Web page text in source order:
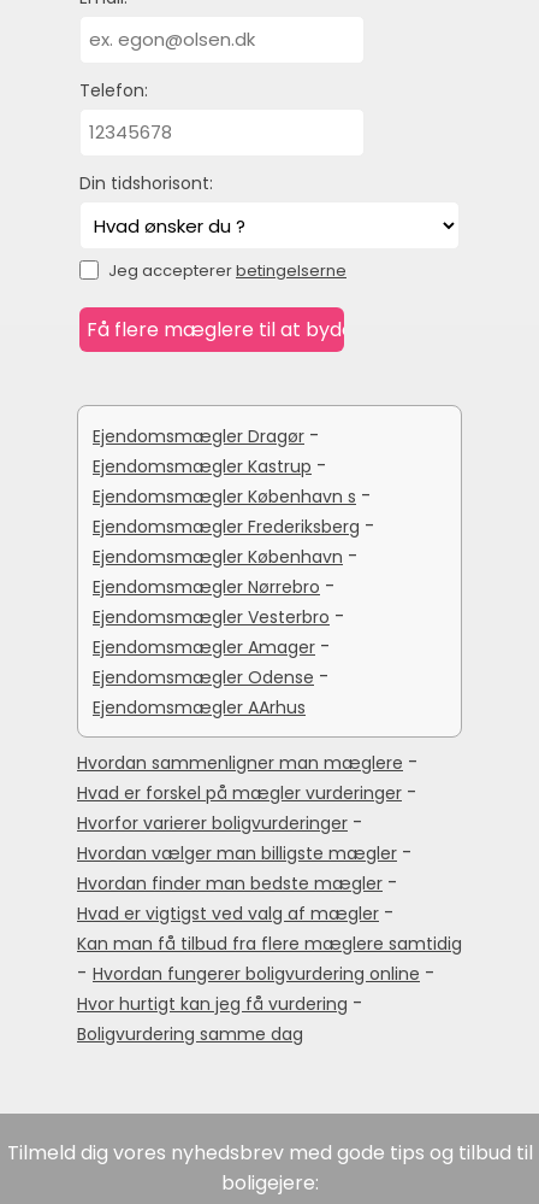
Telefon:
Din tidshorisont:
Jeg acceptererbetingelserne
Ejendomsmægler Dragør -
Ejendomsmægler Kastrup -
Ejendomsmægler København s -
Ejendomsmægler Frederiksberg -
Ejendomsmægler København -
Ejendomsmægler Nørrebro -
Ejendomsmægler Vesterbro -
Ejendomsmægler Amager -
Ejendomsmægler Odense -
Ejendomsmægler AArhus
Hvordan sammenligner man mæglere -
Hvad er forskel på mægler vurderinger -
Hvorfor varierer boligvurderinger -
Hvordan vælger man billigste mægler -
Hvordan finder man bedste mægler -
Hvad er vigtigst ved valg af mægler -
Kan man få tilbud fra flere mæglere samtidig
- Hvordan fungerer boligvurdering online -
Hvor hurtigt kan jeg få vurdering -
Boligvurdering samme dag
Tilmeld dig vores nyhedsbrev med gode tips og tilbud til
boligejere: